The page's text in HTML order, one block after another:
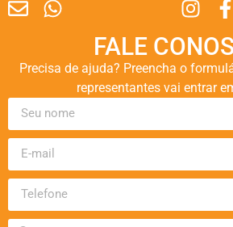
FALE
Precisa de ajuda? Preencha o
representantes vai entrar